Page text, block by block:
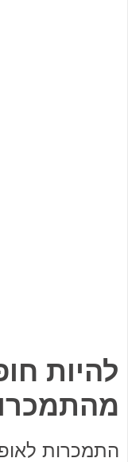
להיות
התמכרות